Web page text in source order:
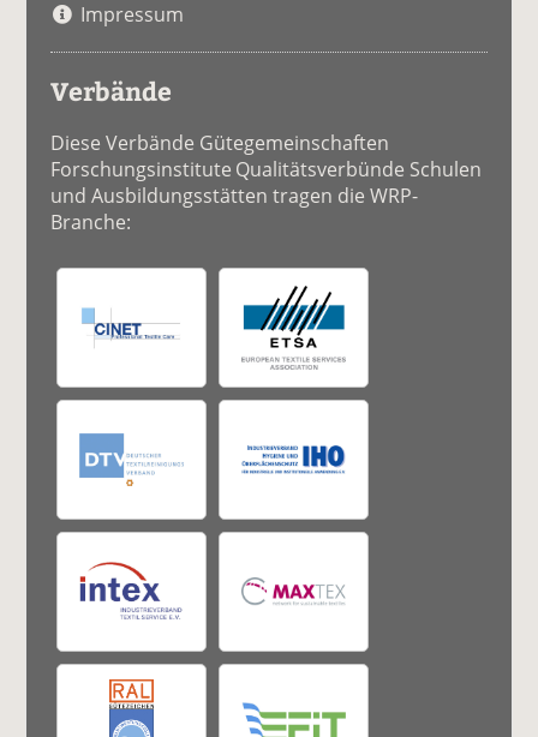
Impressum
Verbände
Diese Verbände Gütegemeinschaften
Forschungsinstitute Qualitätsverbünde Schulen
und Ausbildungsstätten tragen die WRP-
Branche: